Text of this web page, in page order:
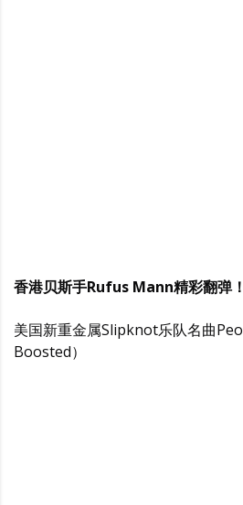
香港贝斯手Rufus Mann精彩翻弹！
美国新重金属Slipknot乐队名曲
Boosted）